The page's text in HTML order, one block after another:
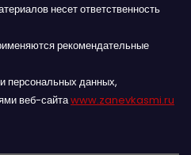
несет ответственность
рекомендательные
персональных данных,
веб-сайтаwww.zanevkasmi.ru